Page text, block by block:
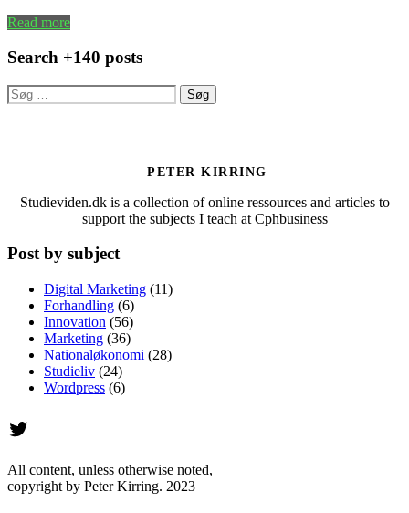
Read more
Search +140 posts
Søg
efter:
PETER KIRRING
Studieviden.dk is a collection of online ressources and articles to
support the subjects I teach at Cphbusiness
Post by subject
Digital Marketing (11)
Forhandling (6)
Innovation (56)
Marketing (36)
Nationaløkonomi (28)
Studieliv (24)
Wordpress (6)
Twitter
All content, unless otherwise noted,
copyright by Peter Kirring. 2023